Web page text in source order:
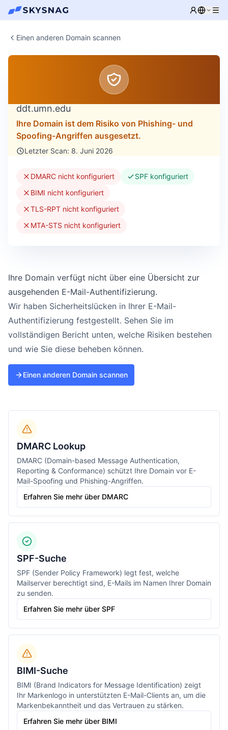
Einen anderen Domain scannen
ddt.umn.edu
Ihre Domain ist dem Risiko von Phishing- und
Spoofing-Angriffen ausgesetzt.
Letzter Scan: 8. Juni 2026
DMARC nicht konfiguriert
SPF konfiguriert
BIMI nicht konfiguriert
TLS-RPT nicht konfiguriert
MTA-STS nicht konfiguriert
Ihre Domain verfügt nicht über eine Übersicht zur
ausgehenden E-Mail-Authentifizierung.
Wir haben Sicherheitslücken in Ihrer E-Mail-
Authentifizierung festgestellt. Sehen Sie im
vollständigen Bericht unten, welche Risiken bestehen
und wie Sie diese beheben können.
Einen anderen Domain scannen
DMARC Lookup
DMARC (Domain-based Message Authentication,
Reporting & Conformance) schützt Ihre Domain vor E-
Mail-Spoofing und Phishing-Angriffen.
Erfahren Sie mehr über DMARC
SPF-Suche
SPF (Sender Policy Framework) legt fest, welche
Mailserver berechtigt sind, E-Mails im Namen Ihrer Domain
zu senden.
Erfahren Sie mehr über SPF
BIMI-Suche
BIMI (Brand Indicators for Message Identification) zeigt
Ihr Markenlogo in unterstützten E-Mail-Clients an, um die
Markenbekanntheit und das Vertrauen zu stärken.
Erfahren Sie mehr über BIMI